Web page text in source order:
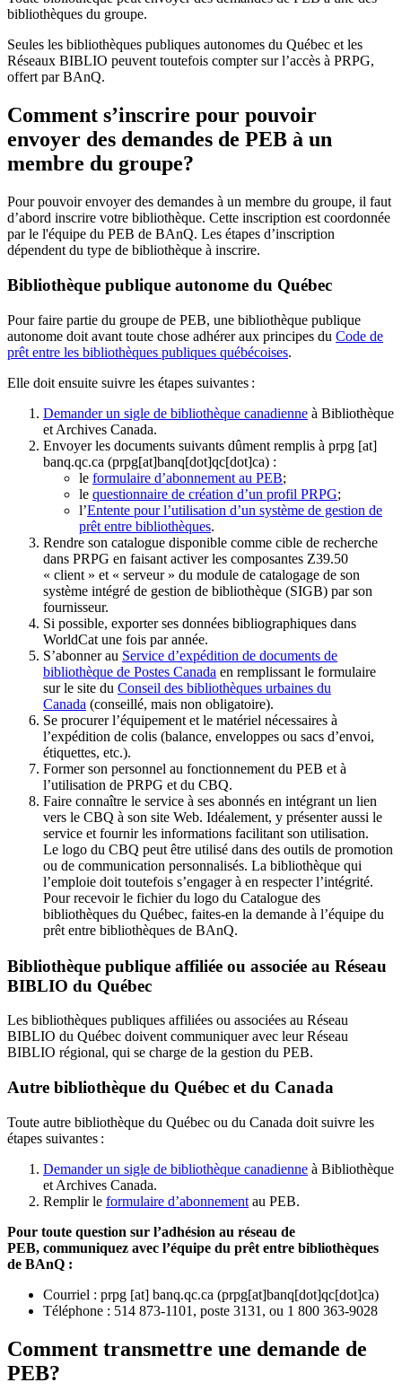
bibliothèques du groupe.
Seules les bibliothèques publiques autonomes du Québec et les
Réseaux BIBLIO peuvent toutefois compter sur l’accès à PRPG,
offert par BAnQ.
Comment s’inscrire pour pouvoir
envoyer des demandes de PEB à un
membre du groupe?
Pour pouvoir envoyer des demandes à un membre du groupe, il faut
d’abord inscrire votre bibliothèque. Cette inscription est coordonnée
par le l'équipe du PEB de BAnQ. Les étapes d’inscription
dépendent du type de bibliothèque à inscrire.
Bibliothèque publique autonome du Québec
Pour faire partie du groupe de PEB, une bibliothèque publique
autonome doit avant toute chose adhérer aux principes du Code de
prêt entre les bibliothèques publiques québécoises.
Elle doit ensuite suivre les étapes suivantes :
Demander un sigle de bibliothèque canadienne à Bibliothèque
et Archives Canada.
Envoyer les documents suivants dûment remplis à prpg [at]
banq.qc.ca (prpg[at]banq[dot]qc[dot]ca) :
le formulaire d’abonnement au PEB;
le questionnaire de création d’un profil PRPG;
l’Entente pour l’utilisation d’un système de gestion de
prêt entre bibliothèques.
Rendre son catalogue disponible comme cible de recherche
dans PRPG en faisant activer les composantes Z39.50
« client » et « serveur » du module de catalogage de son
système intégré de gestion de bibliothèque (SIGB) par son
fournisseur.
Si possible, exporter ses données bibliographiques dans
WorldCat une fois par année.
S’abonner au Service d’expédition de documents de
bibliothèque de Postes Canada en remplissant le formulaire
sur le site du Conseil des bibliothèques urbaines du
Canada (conseillé, mais non obligatoire).
Se procurer l’équipement et le matériel nécessaires à
l’expédition de colis (balance, enveloppes ou sacs d’envoi,
étiquettes, etc.).
Former son personnel au fonctionnement du PEB et à
l’utilisation de PRPG et du CBQ.
Faire connaître le service à ses abonnés en intégrant un lien
vers le CBQ à son site Web. Idéalement, y présenter aussi le
service et fournir les informations facilitant son utilisation.
Le logo du CBQ peut être utilisé dans des outils de promotion
ou de communication personnalisés. La bibliothèque qui
l’emploie doit toutefois s’engager à en respecter l’intégrité.
Pour recevoir le fichier du logo du Catalogue des
bibliothèques du Québec, faites-en la demande à l’équipe du
prêt entre bibliothèques de BAnQ.
Bibliothèque publique affiliée ou associée au Réseau
BIBLIO du Québec
Les bibliothèques publiques affiliées ou associées au Réseau
BIBLIO du Québec doivent communiquer avec leur Réseau
BIBLIO régional, qui se charge de la gestion du PEB.
Autre bibliothèque du Québec et du Canada
Toute autre bibliothèque du Québec ou du Canada doit suivre les
étapes suivantes :
Demander un sigle de bibliothèque canadienne à Bibliothèque
et Archives Canada.
Remplir le formulaire d’abonnement au PEB.
Pour toute question sur l’adhésion au réseau de
PEB, communiquez avec l’équipe du prêt entre bibliothèques
de BAnQ :
Courriel : prpg [at] banq.qc.ca (prpg[at]banq[dot]qc[dot]ca)
Téléphone : 514 873-1101, poste 3131, ou 1 800 363-9028
Comment transmettre une demande de
PEB?